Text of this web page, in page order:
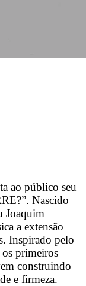
ao público seu
Nascido
Joaquim
a extensão
Inspirado pelo
primeiros
construindo
e firmeza.